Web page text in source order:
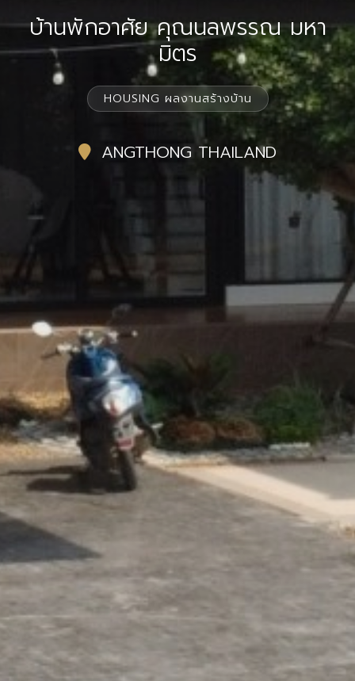
บ้านพักอาศัย คุณนลพรรณ มหา
มิตร
HOUSING ผลงานสร้างบ้าน
ANGTHONG THAILAND